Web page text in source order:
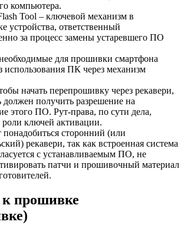
компьютера.
Tool – ключевой механизм в
устройства, ответственный
за процесс замены устаревшего ПО
для прошивки смартфона
использования ПК через механизм
начать перепрошивку через рекавери,
должен получить разрешение на
этого ПО. Рут-права, по сути дела,
ключей активации.
сторонний (или
рекавери, так как встроенная система
с устанавливаемым ПО, не
патчи и прошивочный материал
к прошивке